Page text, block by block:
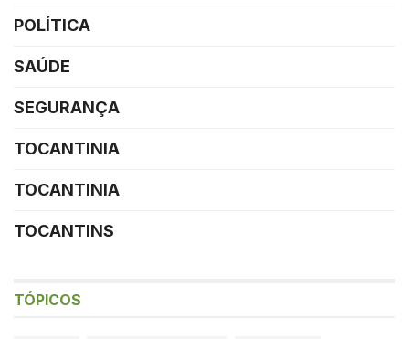
POLÍTICA
SAÚDE
SEGURANÇA
TOCANTINIA
TOCANTINIA
TOCANTINS
TÓPICOS